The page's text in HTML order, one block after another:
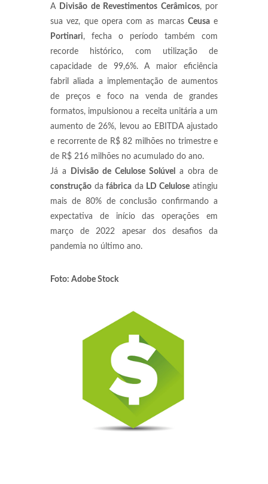
A Divisão de Revestimentos Cerâmicos, por
sua vez, que opera com as marcas Ceusae
Portinari, fecha o período também com
recorde histórico, com utilização de
capacidade de 99,6%. A maior eficiência
fabril aliada a implementação de aumentos
de preços e foco na venda de grandes
formatos, impulsionou a receita unitária a um
aumento de 26%, levou ao EBITDA ajustado
e recorrente de R$ 82 milhões no trimestre e
de R$ 216 milhões no acumulado do ano.
Já a
Divisão de Celulose Solúvel
a obra de
construção da fábricada LD Celulose atingiu
mais de 80% de conclusão confirmando a
expectativa de início das operações em
março de 2022 apesar dos desafios da
pandemia no último ano.
Foto: Adobe Stock